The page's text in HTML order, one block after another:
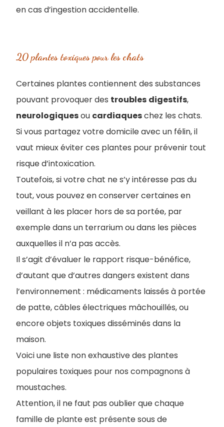
en cas d’ingestion accidentelle.
20 plantes toxiques pour les chats
Certaines plantes contiennent des substances
pouvant provoquer des troubles digestifs,
neurologiquesou cardiaqueschez les chats.
Si vous partagez votre domicile avec un félin, il
vaut mieux éviter ces plantes pour prévenir tout
risque d’intoxication.
Toutefois, si votre chat ne s’y intéresse pas du
tout, vous pouvez en conserver certaines en
veillant à les placer hors de sa portée, par
exemple dans un terrarium ou dans les pièces
auxquelles il n’a pas accès.
Il s’agit d’évaluer le rapport risque-bénéfice,
d’autant que d’autres dangers existent dans
l’environnement : médicaments laissés à portée
de patte, câbles électriques mâchouillés, ou
encore objets toxiques disséminés dans la
maison.
Voici une liste non exhaustive des plantes
populaires toxiques pour nos compagnons à
moustaches.
Attention, il ne faut pas oublier que chaque
famille de plante est présente sous de